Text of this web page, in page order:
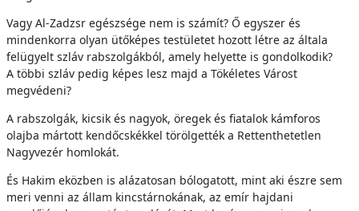
Vagy Al-Zadzsr egészsége nem is számít? Ő egyszer és
mindenkorra olyan ütőképes testületet hozott létre az általa
felügyelt szláv rabszolgákból, amely helyette is gondolkodik?
A többi szláv pedig képes lesz majd a Tökéletes Várost
megvédeni?
A rabszolgák, kicsik és nagyok, öregek és fiatalok kámforos
olajba mártott kendőcskékkel törölgették a Rettenthetetlen
Nagyvezér homlokát.
És Hakim eközben is alázatosan bólogatott, mint aki észre sem
meri venni az állam kincstárnokának, az emír hajdani